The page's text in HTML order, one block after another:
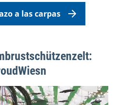
a las carpas